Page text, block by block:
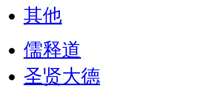
其他
儒释道
圣贤大德